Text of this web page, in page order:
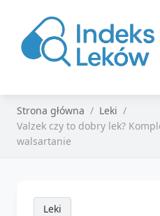
Strona główna
Leki
Valzek czy to dobry lek?
walsartanie
Leki